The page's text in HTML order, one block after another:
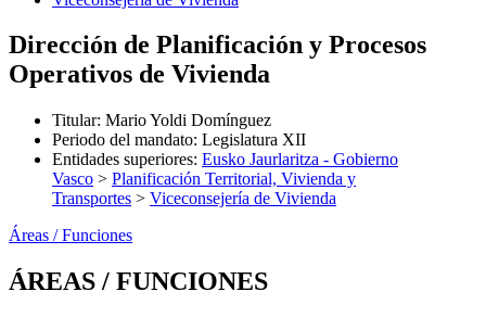
Dirección de Planificación y Procesos
Operativos de Vivienda
Titular: Mario Yoldi Domínguez
Periodo del mandato: Legislatura XII
Entidades superiores: Eusko Jaurlaritza - Gobierno
Vasco > Planificación Territorial, Vivienda y
Transportes > Viceconsejería de Vivienda
Áreas / Funciones
ÁREAS / FUNCIONES